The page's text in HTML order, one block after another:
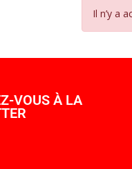
Il n’y a
VOUS À LA